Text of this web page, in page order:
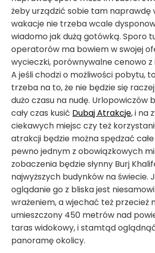
żeby urządzić sobie tam naprawdę
wakacje nie trzeba wcale
wiadomo jak dużą gotówką. Sporo
operatorów ma bowiem w swojej
wycieczki, porównywalne cenowo z
A jeśli chodzi o możliwości pobytu,
trzeba na to, że nie będzie się
dużo czasu na nudę. Urlopowiczów
cały czas kusić Dubaj Atrakcje, i na
ciekawych miejsc czy też
atrakcji będzie można spędzać całe
pewno jednym z obowiązkowych
zobaczenia będzie słynny Burj
najwyższych budynków na świecie.
oglądanie go z bliska jest
wrażeniem, a wjechać też przecież
umieszczony 450 metrów nad
taras widokowy, i stamtąd
panoramę okolicy.